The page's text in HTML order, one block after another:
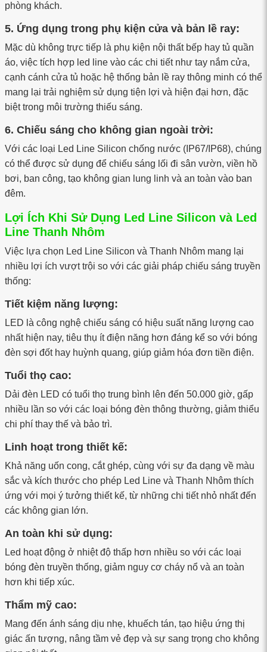
phòng khách.
5. Ứng dụng trong phụ kiện cửa và bản lề ray:
Mặc dù không trực tiếp là phụ kiện nội thất bếp hay tủ quần
áo, việc tích hợp led line vào các chi tiết như tay nắm cửa,
cạnh cánh cửa tủ hoặc hệ thống bản lề ray thông minh có thể
mang lại trải nghiệm sử dụng tiện lợi và hiện đại hơn, đặc
biệt trong môi trường thiếu sáng.
6. Chiếu sáng cho không gian ngoài trời:
Với các loại Led Line Silicon chống nước (IP67/IP68), chúng
có thể được sử dụng để chiếu sáng lối đi sân vườn, viền hồ
bơi, ban công, tạo không gian lung linh và an toàn vào ban
đêm.
Lợi Ích Khi Sử Dụng Led Line Silicon và Led
Line Thanh Nhôm
Việc lựa chọn Led Line Silicon và Thanh Nhôm mang lại
nhiều lợi ích vượt trội so với các giải pháp chiếu sáng truyền
thống:
Tiết kiệm năng lượng:
LED là công nghệ chiếu sáng có hiệu suất năng lượng cao
nhất hiện nay, tiêu thụ ít điện năng hơn đáng kể so với bóng
đèn sợi đốt hay huỳnh quang, giúp giảm hóa đơn tiền điện.
Tuổi thọ cao:
Dải đèn LED có tuổi thọ trung bình lên đến 50.000 giờ, gấp
nhiều lần so với các loại bóng đèn thông thường, giảm thiểu
chi phí thay thế và bảo trì.
Linh hoạt trong thiết kế:
Khả năng uốn cong, cắt ghép, cùng với sự đa dạng về màu
sắc và kích thước cho phép Led Line và Thanh Nhôm thích
ứng với mọi ý tưởng thiết kế, từ những chi tiết nhỏ nhất đến
các không gian lớn.
An toàn khi sử dụng:
Led hoạt động ở nhiệt độ thấp hơn nhiều so với các loại
bóng đèn truyền thống, giảm nguy cơ cháy nổ và an toàn
hơn khi tiếp xúc.
Thẩm mỹ cao:
Mang đến ánh sáng dịu nhẹ, khuếch tán, tạo hiệu ứng thị
giác ấn tượng, nâng tầm vẻ đẹp và sự sang trọng cho không